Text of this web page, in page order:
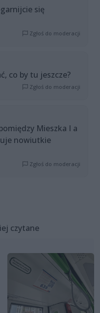
się
Zgłoś do moderacji
co by tu jeszcze?
Zgłoś do moderacji
Mieszka I a
nowiutkie
Zgłoś do moderacji
czytane